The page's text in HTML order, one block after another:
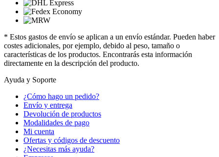
* Estos gastos de envío se aplican a un envío estándar. Pueden haber
costes adicionales, por ejemplo, debido al peso, tamaño o
características de los productos. Encontrarás esta información
directamente en la descripción del producto.
Ayuda y Soporte
¿Cómo hago un pedido?
Envío y entrega
Devolución de productos
Modalidades de pago
Mi cuenta
Ofertas y códigos de descuento
¿Necesitas más ayuda?